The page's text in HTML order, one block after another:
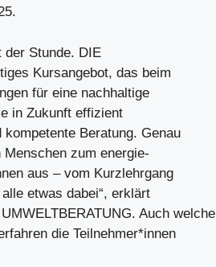
der Stunde. DIE
Kursangebot, das beim
für eine nachhaltige
in Zukunft effizient
Beratung. Genau
zum energie-
aus – vom Kurzlehrgang
etwas dabei“, erklärt
Auch welche
die Teilnehmer*innen